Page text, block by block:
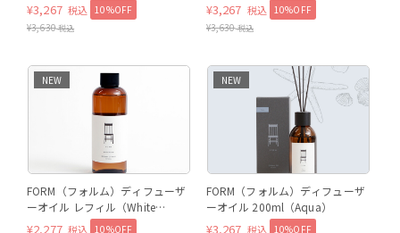
¥3,267 税込 10%OFF
¥3,630税込
¥3,267 税込
10%OFF
¥3,630税込
NEW
FORM（フォルム）ディフューザ
ーオイル レフィル（White
Floral）
¥2,277 税込 10%OFF
NEW
FORM（フォルム）ディフューザ
ーオイル 200ml（Aqua）
¥3,267 税込
10%OFF